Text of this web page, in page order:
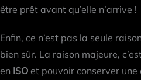
être prêt avant qu’elle n’arrive !
Enfin, ce n’est pas la seule
bien sûr. La raison majeure,
en ISO et pouvoir conserver